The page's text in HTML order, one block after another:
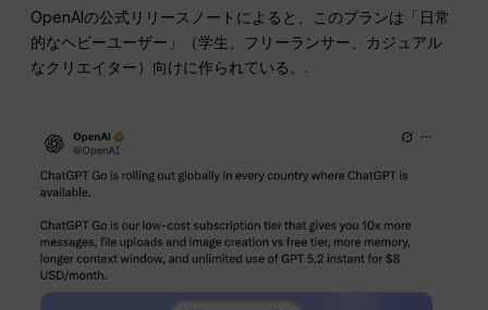
OpenAIの公式リリースノートによると、このプランは「日常
的なヘビーユーザー」（学生、フリーランサー、カジュアル
なクリエイター）向けに作られている。.